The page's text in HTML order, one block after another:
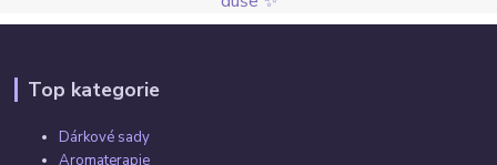
Top kategorie
Dárkové sady
Aromaterapie